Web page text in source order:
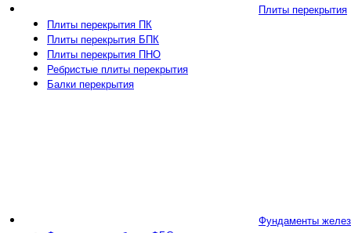
Плиты перекрытия
Плиты перекрытия ПК
Плиты перекрытия БПК
Плиты перекрытия ПНО
Ребристые плиты перекрытия
Балки перекрытия
Фундаменты